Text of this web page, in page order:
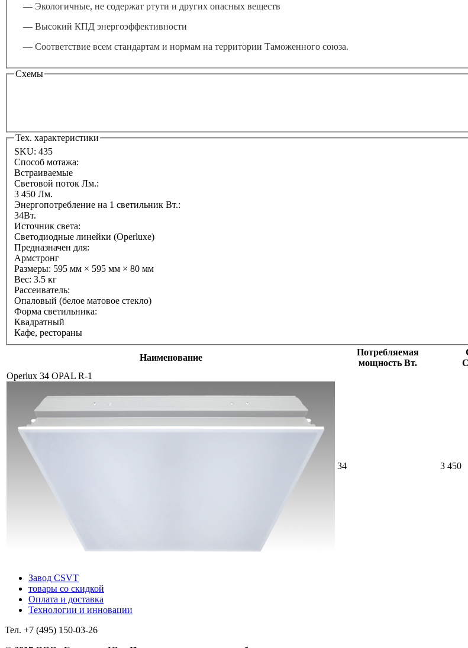
— Экологичные, не содержат ртути и других опасных веществ
— Высокий КПД энергоэффективности
— Соответствие всем стандартам и нормам на территории Таможенного союза.
Схемы
Тех. характеристики
SKU: 435
Способ мотажа:
Встраиваемые
Световой поток Лм.:
3 450 Лм.
Энергопотребление на 1 светильник Вт.:
34Вт.
Источник света:
Светодиодные линейки (Operluxe)
Предназначен для:
Армстронг
Размеры: 595 мм × 595 мм × 80 мм
Вес: 3.5 кг
Рассеиватель:
Опаловый (белое матовое стекло)
Форма светильника:
Квадратный
Кафе, рестораны
Наименование
Потребляемая
мощность Вт.
Operlux 34 OPAL R-1
34 3 450
Завод CSVT
товары со скидкой
Оплата и доставка
Технологии и инновации
Тел. +7 (495) 150-03-26